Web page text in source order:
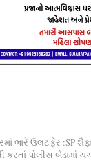
ભારે ઉલટફેર :SP
પોલીસ બેડામાં